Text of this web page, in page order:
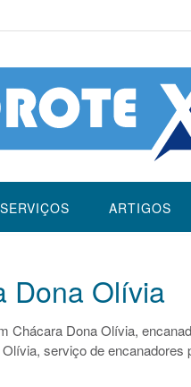
SERVIÇOS ARTIGOS
Dona Olívia
Chácara Dona Olívia,
serviço de encanadores